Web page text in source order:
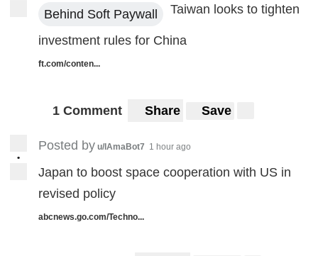
Behind Soft Paywall Taiwan looks to tighten
investment rules for China
ft.com/conten...
1 Comment Share Save
•
Posted by u/IAmaBot7 1 hour ago
Japan to boost space cooperation with US in
revised policy
abcnews.go.com/Techno...